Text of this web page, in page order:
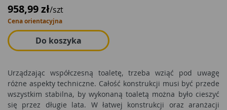
958,99 zł/szt
Cena orientacyjna
Do koszyka
Urządzając współczesną toaletę, trzeba wziąć pod uwagę
różne aspekty techniczne. Całość konstrukcji musi być przede
wszystkim stabilna, by wykonaną toaletą można było cieszyć
się przez długie lata. W łatwej konstrukcji oraz aranżacji